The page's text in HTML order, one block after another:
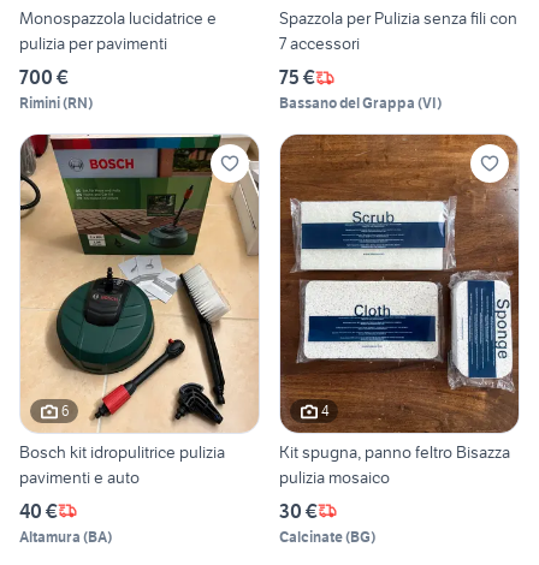
Monospazzola lucidatrice e
pulizia per pavimenti
700 €
Rimini(RN)
Spazzola per Pulizia senza fili con
7 accessori
75 €
Bassano del Grappa (VI)
6
Bosch kit idropulitrice pulizia
pavimenti e auto
40 €
Altamura (BA)
4
Kit spugna, panno feltro Bisazza
pulizia mosaico
30 €
Calcinate(BG)